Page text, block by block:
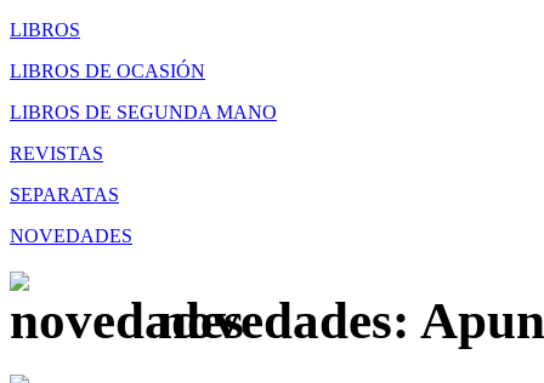
LIBROS
LIBROS DE OCASIÓN
LIBROS DE SEGUNDA MANO
REVISTAS
SEPARATAS
NOVEDADES
novedades: